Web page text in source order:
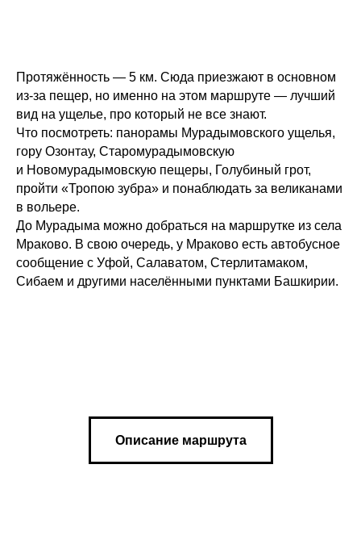
Протяжённость — 5 км. Сюда приезжают в основном
из-за пещер, но именно на этом маршруте — лучший
вид на ущелье, про который не все знают.
Что посмотреть: панорамы Мурадымовского ущелья,
гору Озонтау, Старомурадымовскую
и Новомурадымовскую пещеры, Голубиный грот,
пройти «Тропою зубра» и понаблюдать за великанами
в вольере.
До Мурадыма можно добраться на маршрутке из села
Мраково. В свою очередь, у Мраково есть автобусное
сообщение с Уфой, Салаватом, Стерлитамаком,
Сибаем и другими населёнными пунктами Башкирии.
Описание маршрута